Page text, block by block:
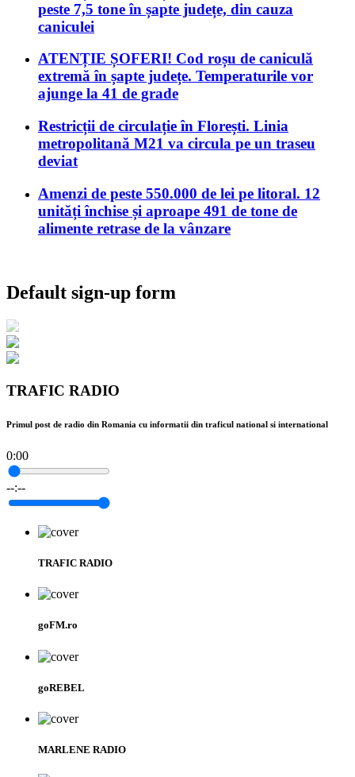
peste 7,5 tone în șapte județe, din cauza
caniculei
ATENȚIE ȘOFERI! Cod roșu de caniculă
extremă în șapte județe. Temperaturile vor
ajunge la 41 de grade
Restricții de circulație în Florești. Linia
metropolitană M21 va circula pe un traseu
deviat
Amenzi de peste 550.000 de lei pe litoral. 12
unități închise și aproape 491 de tone de
alimente retrase de la vânzare
Default sign-up form
TRAFIC RADIO
Primul post de radio din Romania cu informatii din traficul national si international
0:00
--:--
TRAFIC RADIO
goFM.ro
goREBEL
MARLENE RADIO